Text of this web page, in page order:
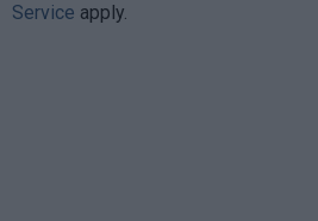
Service apply.